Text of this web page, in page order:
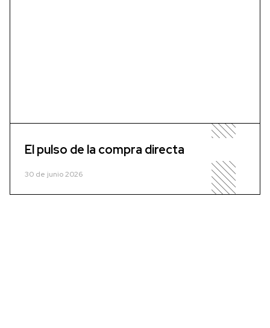
El pulso de la compra directa
30 de junio 2026